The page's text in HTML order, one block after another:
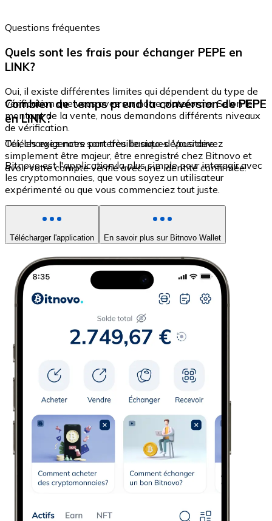
Questions fréquentes
Quels sont les frais pour échanger PEPE en
LINK?
Oui, il existe différentes limites qui dépendent du type de
vérification que vous avez sur notre plateforme. Selon le
montant de la vente, nous demandons différents niveaux
de vérification.
Combien de temps prend la conversion de PEPE
en LINK?
Oui, les exigences sont très basiques. Vous devez
simplement être majeur, être enregistré chez Bitnovo et
avoir votre compte vérifié avec une identité confirmée.
Téléchargez notre portefeuille auto-dépositaire
Bitnovo est l'application la plus simple pour interagir avec
les cryptomonnaies, que vous soyez un utilisateur
expérimenté ou que vous commenciez tout juste.
Télécharger l'application En savoir plus sur Bitnovo Wallet